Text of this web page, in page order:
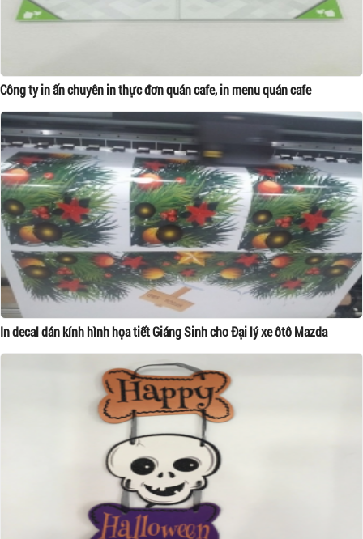
Công ty in ấn chuyên in thực đơn quán cafe, in menu quán cafe
In decal dán kính hình họa tiết Giáng Sinh cho Đại lý xe ôtô Mazda